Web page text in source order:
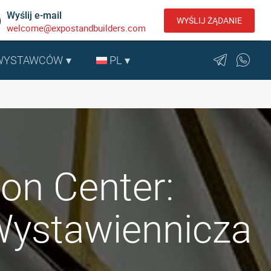
Wyślij e-mail
welcome@expostandbuilders.com
WYŚLIJ ŻĄDANIE
PL
Center: